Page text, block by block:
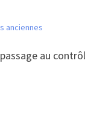
anciennes
au